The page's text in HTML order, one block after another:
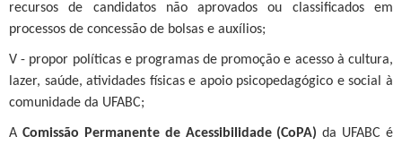
recursos de candidatos não aprovados ou classificados em
processos de concessão de bolsas e auxílios;
V - propor políticas e programas de promoção e acesso à cultura,
lazer, saúde, atividades físicas e apoio psicopedagógico e social à
comunidade da UFABC;
A Comissão Permanente de Acessibilidade (CoPA) da UFABC é